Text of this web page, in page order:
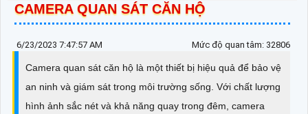
CAMERA QUAN SÁT CĂN HỘ
6/23/2023 7:47:57 AM Mức độ quan tâm: 32806
Camera quan sát căn hộ là một thiết bị hiệu quả để bảo vệ
an ninh và giám sát trong môi trường sống. Với chất lượng
hình ảnh sắc nét và khả năng quay trong đêm, camera